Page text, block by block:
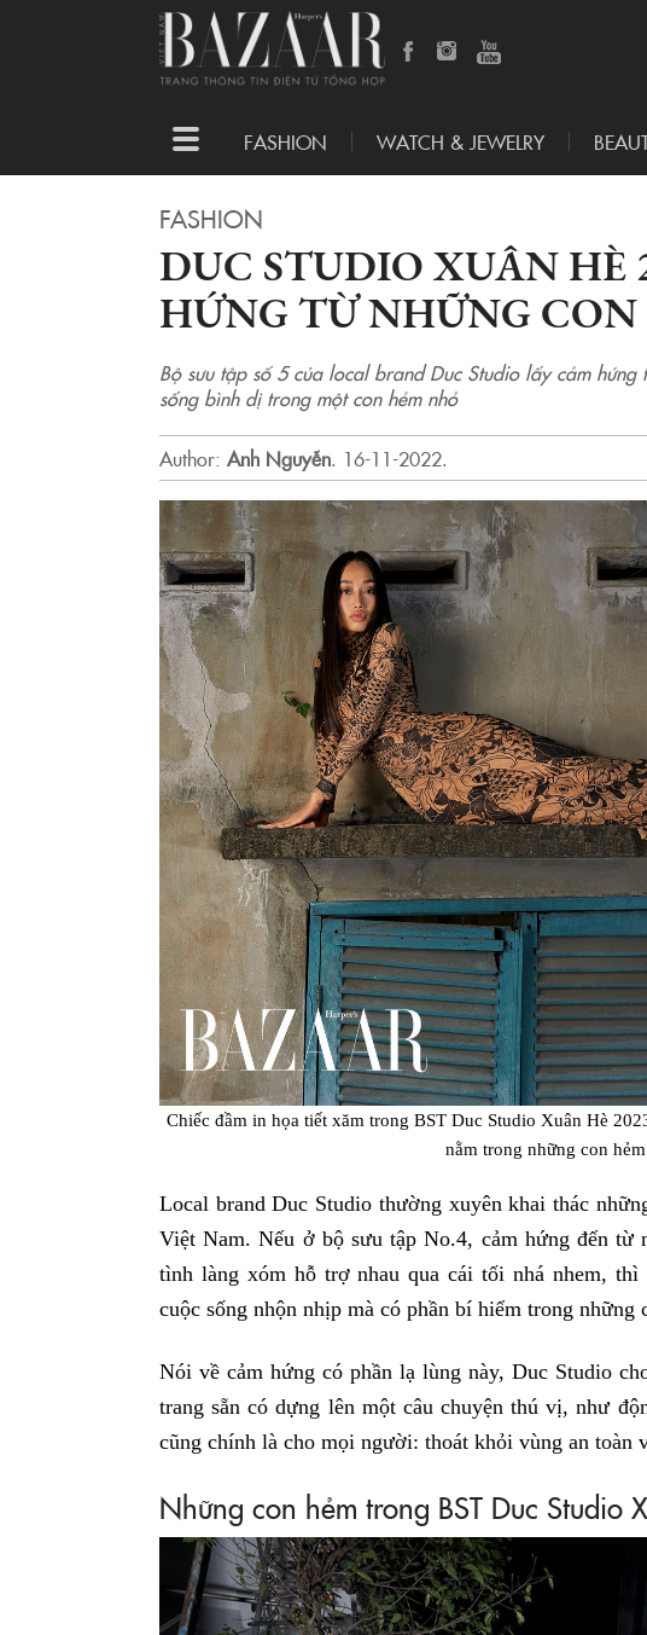
Toggle
navigation
FASHION WATCH & JEWELRY
FASHION
DUC STUDIO XUÂN HÈ
HỨNG TỪ NHỮNG
Bộ sưu tập số 5 của local brand Duc Studio lấy cảm hứng
sống bình dị trong một con hẻm nhỏ
Author: Anh Nguyễn. 16-11-2022.
Chiếc đầm in họa tiết xăm trong BST Duc Studio Xuân Hè
nằm trong những con
Local brand Duc Studio thường xuyên khai thác
Việt Nam. Nếu ở bộ sưu tập No.4, cảm hứng đến từ
tình làng xóm hỗ trợ nhau qua cái tối nhá nhem,
cuộc sống nhộn nhịp mà có phần bí hiểm trong những
Nói về cảm hứng có phần lạ lùng này, Duc Studio
trang sẵn có dựng lên một câu chuyện thú vị, như
cũng chính là cho mọi người: thoát khỏi vùng an toàn
Những con hẻm trong BST Duc Studio